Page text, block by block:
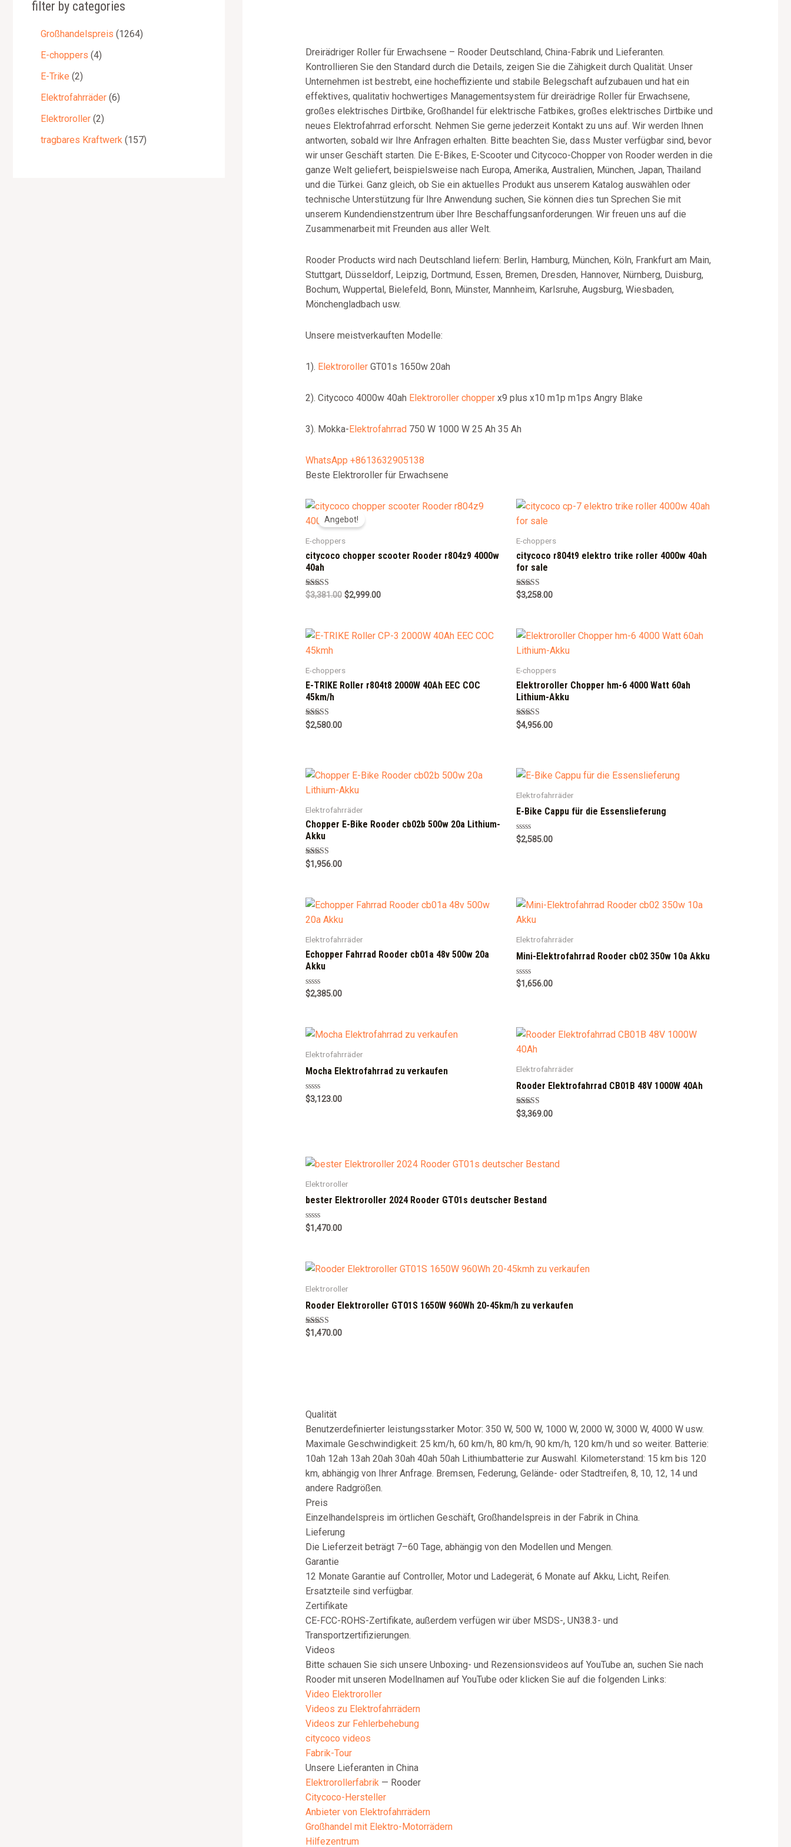
filter by categories
Großhandelspreis 1264
E-choppers 4
E-Trike 2
Elektrofahrräder 6
Elektroroller 2
tragbares Kraftwerk 157
Dreirädriger Roller für Erwachsene – Rooder Deutschland, China-Fabrik und Lieferanten.
Kontrollieren Sie den Standard durch die Details, zeigen Sie die Zähigkeit durch Qualität. Unser
Unternehmen ist bestrebt, eine hocheffiziente und stabile Belegschaft aufzubauen und hat ein
effektives, qualitativ hochwertiges Managementsystem für dreirädrige Roller für Erwachsene,
großes elektrisches Dirtbike, Großhandel für elektrische Fatbikes, großes elektrisches Dirtbike und
neues Elektrofahrrad erforscht. Nehmen Sie gerne jederzeit Kontakt zu uns auf. Wir werden Ihnen
antworten, sobald wir Ihre Anfragen erhalten. Bitte beachten Sie, dass Muster verfügbar sind, bevor
wir unser Geschäft starten. Die E-Bikes, E-Scooter und Citycoco-Chopper von Rooder werden in die
ganze Welt geliefert, beispielsweise nach Europa, Amerika, Australien, München, Japan, Thailand
und die Türkei. Ganz gleich, ob Sie ein aktuelles Produkt aus unserem Katalog auswählen oder
technische Unterstützung für Ihre Anwendung suchen, Sie können dies tun Sprechen Sie mit
unserem Kundendienstzentrum über Ihre Beschaffungsanforderungen. Wir freuen uns auf die
Zusammenarbeit mit Freunden aus aller Welt.
Rooder Products wird nach Deutschland liefern: Berlin, Hamburg, München, Köln, Frankfurt am Main,
Stuttgart, Düsseldorf, Leipzig, Dortmund, Essen, Bremen, Dresden, Hannover, Nürnberg, Duisburg,
Bochum, Wuppertal, Bielefeld, Bonn, Münster, Mannheim, Karlsruhe, Augsburg, Wiesbaden,
Mönchengladbach usw.
Unsere meistverkauften Modelle:
1). ElektrorollerGT01s 1650w 20ah
2). Citycoco 4000w 40ah Elektroroller chopperx9 plus x10 m1p m1ps Angry Blake
3). Mokka- Elektrofahrrad 750 W 1000 W 25 Ah 35 Ah
WhatsApp +8613632905138
Beste Elektroroller für Erwachsene
Angebot!
E-choppers
citycoco chopper scooter Rooder r804z9 4000w
40ah
Rated
5.00
$3,381.00 $2,999.00
E-choppers
citycoco r804t9 elektro trike roller 4000w 40ah
for sale
Rated
5.00
$3,258.00
E-choppers
E-TRIKE Roller r804t8 2000W 40Ah EEC COC
45km/h
Rated
5.00
$2,580.00
E-choppers
Elektroroller Chopper hm-6 4000 Watt 60ah
Lithium-Akku
Rated
5.00
$4,956.00
Elektrofahrräder
Chopper E-Bike Rooder cb02b 500w 20a Lithium-
Akku
Rated
5.00
$1,956.00
Elektrofahrräder
E-Bike Cappu für die Essenslieferung
Rated
0
$2,585.00
Elektrofahrräder
Echopper Fahrrad Rooder cb01a 48v 500w 20a
Akku
Rated
0
$2,385.00
Elektrofahrräder
Mini-Elektrofahrrad Rooder cb02 350w 10a Akku
Rated
0
$1,656.00
Elektrofahrräder
Mocha Elektrofahrrad zu verkaufen
Rated
0
$3,123.00
Elektrofahrräder
Rooder Elektrofahrrad CB01B 48V 1000W 40Ah
Rated
5.00
$3,369.00
Elektroroller
bester Elektroroller 2024 Rooder GT01s deutscher Bestand
Rated
0
$1,470.00
Elektroroller
Rooder Elektroroller GT01S 1650W 960Wh 20-45km/h zu verkaufen
Rated
5.00
$1,470.00
Qualität
Benutzerdefinierter leistungsstarker Motor: 350 W, 500 W, 1000 W, 2000 W, 3000 W, 4000 W usw.
Maximale Geschwindigkeit: 25 km/h, 60 km/h, 80 km/h, 90 km/h, 120 km/h und so weiter. Batterie:
10ah 12ah 13ah 20ah 30ah 40ah 50ah Lithiumbatterie zur Auswahl. Kilometerstand: 15 km bis 120
km, abhängig von Ihrer Anfrage. Bremsen, Federung, Gelände- oder Stadtreifen, 8, 10, 12, 14 und
andere Radgrößen.
Preis
Einzelhandelspreis im örtlichen Geschäft, Großhandelspreis in der Fabrik in China.
Lieferung
Die Lieferzeit beträgt 7–60 Tage, abhängig von den Modellen und Mengen.
Garantie
12 Monate Garantie auf Controller, Motor und Ladegerät, 6 Monate auf Akku, Licht, Reifen.
Ersatzteile sind verfügbar.
Zertifikate
CE-FCC-ROHS-Zertifikate, außerdem verfügen wir über MSDS-, UN38.3- und
Transportzertifizierungen.
Videos
Bitte schauen Sie sich unsere Unboxing- und Rezensionsvideos auf YouTube an, suchen Sie nach
Rooder mit unseren Modellnamen auf YouTube oder klicken Sie auf die folgenden Links:
Video Elektroroller
Videos zu Elektrofahrrädern
Videos zur Fehlerbehebung
citycoco videos
Fabrik-Tour
Unsere Lieferanten in China
Elektrorollerfabrik— Rooder
Citycoco-Hersteller
Anbieter von Elektrofahrrädern
Großhandel mit Elektro-Motorrädern
Hilfezentrum